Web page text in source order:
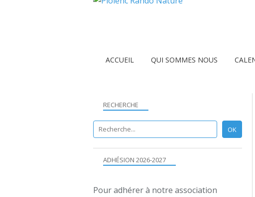
ACCUEIL QUI SOMMES NOUS
RECHERCHE
ADHÉSION 2026-2027
Pour adhérer à notre association